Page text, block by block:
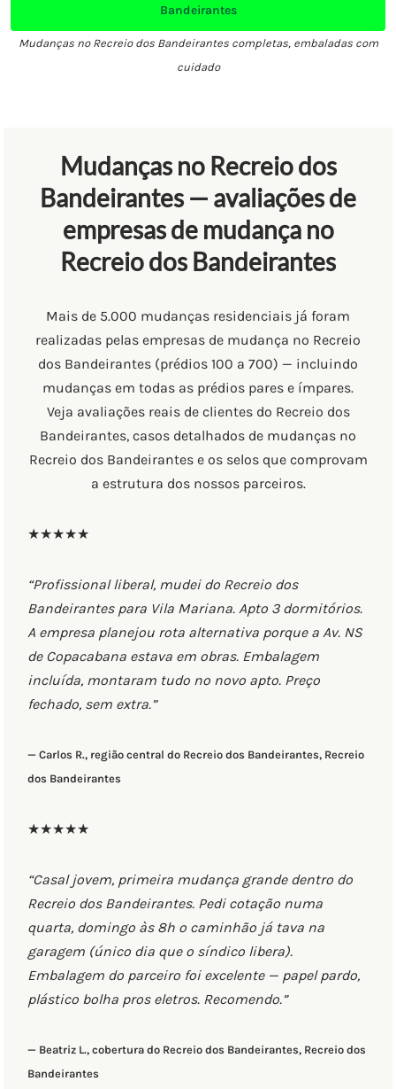
Bandeirantes
Mudanças no Recreio dos Bandeirantes completas, embaladas com
cuidado
Mudanças no Recreio dos
Bandeirantes — avaliações de
empresas de mudança no
Recreio dos Bandeirantes
Mais de 5.000 mudanças residenciais já foram
realizadas pelas empresas de mudança no Recreio
dos Bandeirantes (prédios 100 a 700) — incluindo
mudanças em todas as prédios pares e ímpares.
Veja avaliações reais de clientes do Recreio dos
Bandeirantes, casos detalhados de mudanças no
Recreio dos Bandeirantes e os selos que comprovam
a estrutura dos nossos parceiros.
★★★★★
“Profissional liberal, mudei do Recreio dos
Bandeirantes para Vila Mariana. Apto 3 dormitórios.
A empresa planejou rota alternativa porque a Av. NS
de Copacabana estava em obras. Embalagem
incluída, montaram tudo no novo apto. Preço
fechado, sem extra.”
— Carlos R., região central do Recreio dos Bandeirantes, Recreio
dos Bandeirantes
★★★★★
“Casal jovem, primeira mudança grande dentro do
Recreio dos Bandeirantes. Pedi cotação numa
quarta, domingo às 8h o caminhão já tava na
garagem (único dia que o síndico libera).
Embalagem do parceiro foi excelente — papel pardo,
plástico bolha pros eletros. Recomendo.”
— Beatriz L., cobertura do Recreio dos Bandeirantes, Recreio dos
Bandeirantes